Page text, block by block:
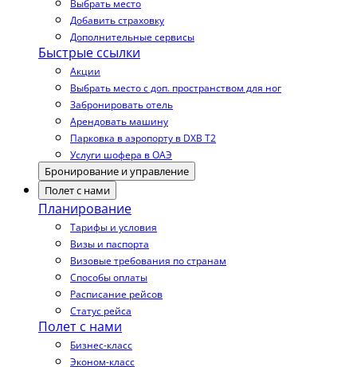
Выбрать место
Добавить страховку
Дополнительные сервисы
Быстрые ссылки
Акции
Выбрать место с доп. пространством для ног
Забронировать отель
Арендовать машину
Парковка в аэропорту в DXB T2
Услуги шофера в ОАЭ
Бронирование и управление
Полет с нами
Планирование
Тарифы и условия
Визы и паспорта
Визовые требования по странам
Способы оплаты
Расписание рейсов
Статус рейса
Полет с нами
Бизнес-класс
Эконом-класс